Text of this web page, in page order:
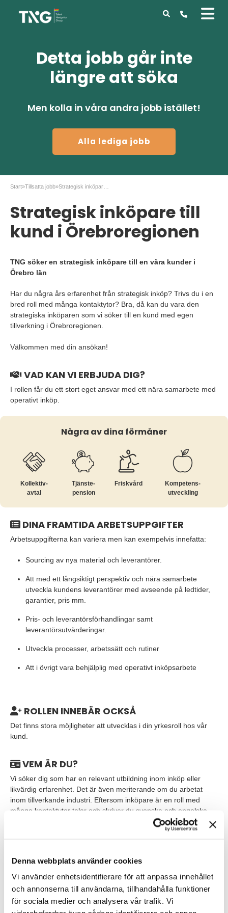
Denna webbplats använder cookies
Vi använder enhetsidentifierare för att anpassa innehållet
och annonserna till användarna, tillhandahålla funktioner
för sociala medier och analysera vår trafik. Vi
Detta jobb går inte
längre att söka
Men kolla in våra andra jobb istället!
Alla lediga jobb
Start»Tillsatta jobb»
Strategisk inköpare till
kund i Örebroregionen
TNG söker en strategisk inköpare till en våra kunder i
Örebro län
Har du några års erfarenhet från strategisk inköp? Trivs du i en
bred roll med många kontaktytor? Bra, då kan du vara den
strategiska inköparen som vi söker till en kund med egen
tillverkning i Örebroregionen.
Välkommen med din ansökan!
VAD KAN VI ERBJUDA DIG?
I rollen får du ett stort eget ansvar med ett nära samarbete med
operativt inköp.
Några av dina förmåner
Kollektiv­
avtal
Tjänste­
pension
Friskvård
Kompetens­
utveckling
DINA FRAMTIDA ARBETSUPPGIFTER
Arbetsuppgifterna kan variera men kan exempelvis innefatta:
Sourcing av nya material och leverantörer.
Att med ett långsiktigt perspektiv och nära samarbete
utveckla kundens leverantörer med avseende på ledtider,
garantier, pris mm.
Pris- och leverantörsförhandlingar samt
leverantörsutvärderingar.
Utveckla processer, arbetssätt och rutiner
Att i övrigt vara behjälplig med operativt inköpsarbete
ROLLEN INNEBÄR OCKSÅ
Det finns stora möjligheter att utvecklas i din yrkesroll hos vår
kund.
VEM ÄR DU?
Vi söker dig som har en relevant utbildning inom inköp eller
likvärdig erfarenhet. Det är även meriterande om du arbetat
inom tillverkande industri. Eftersom inköpare är en roll med
många kontaktytor talar och skriver du svenska och engelska
som trivs med att skapa kontakt med människor, både internt i
organisationen och med företagets externa leverantörer. Du tar
ett stort eget ansvar och trivs i en roll som både är operativ och